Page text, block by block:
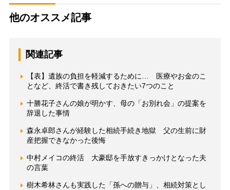
他のオススメ記事
関連記事
【表】遺族の負担を軽減するために… 医療やお金のこ
となど、終活で書き残しておきたい7つのこと
十勝花子さんの娘が明かす、母の「お別れ会」の提案を
辞退した事情
森永卓郎さんが経験した相続手続き地獄 父の生前に財
産把握できなかった後悔
中村メイコの終活 大豪邸を手放すきっかけとなった夫
の言葉
樹木希林さんも実践した「孫への贈与」、相続対策とし